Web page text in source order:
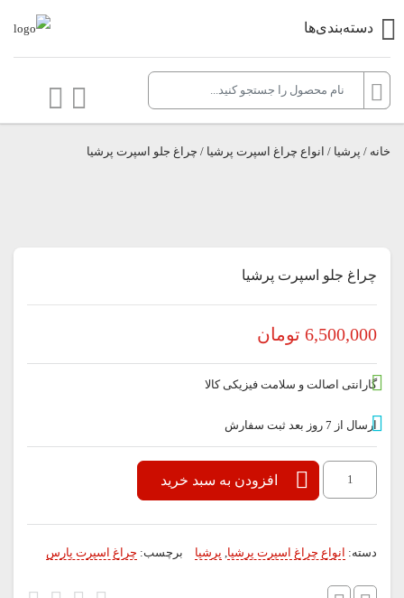
دسته‌بندی‌ها
خانه / پرشيا / انواع چراغ اسپرت پرشیا / چراغ جلو اسپرت پرشیا
چراغ جلو اسپرت پرشیا
6,500,000 تومان
گارانتی اصالت و سلامت فیزیکی کالا
ارسال از 7 روز بعد ثبت سفارش
جلو
پرشیا
عدد
افزودن به سبد خرید
دسته: انواع چراغ اسپرت پرشیا, پرشيا برچسب: چراغ اسپرت پارس